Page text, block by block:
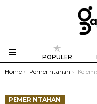
POPULER
You are here:
Home Pemerintahan Kelembagaan Desa
PEMERINTAHAN